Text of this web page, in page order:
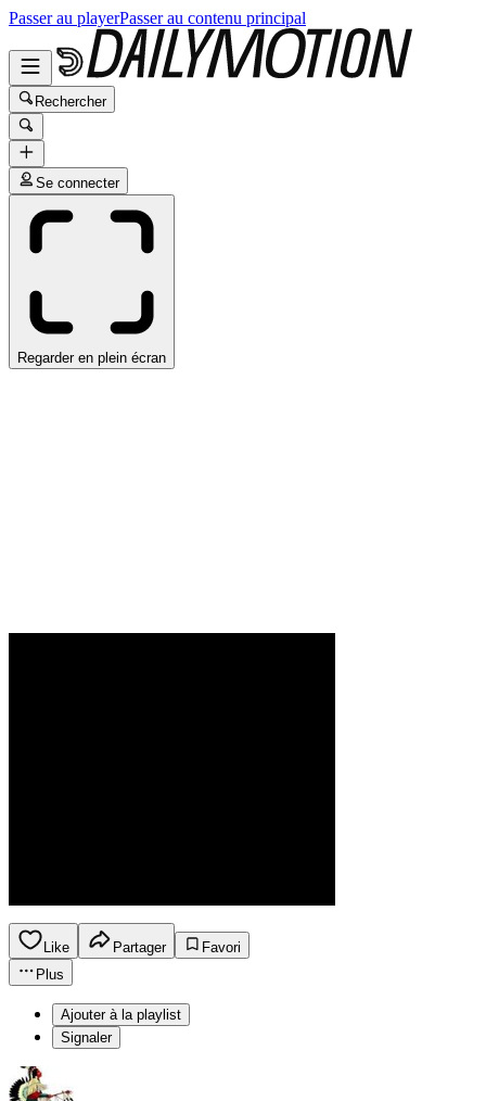
Passer au playerPasser au contenu principal
Rechercher
Se connecter
Regarder en plein écran
Like Partager
Favori
Plus
Ajouter à la playlist
Signaler